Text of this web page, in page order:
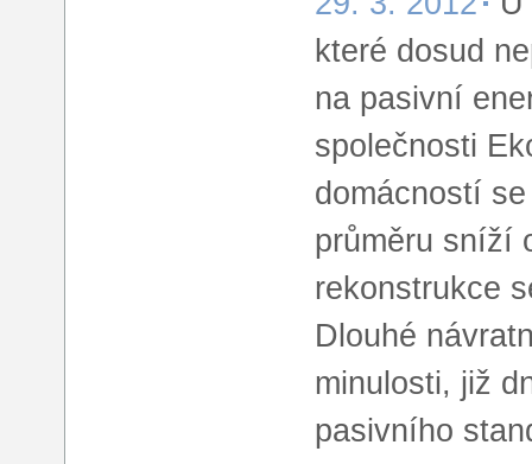
které dosud
na pasivní
společnosti
domácností
průměru sníží
rekonstrukce
Dlouhé
minulosti, již
pasivního